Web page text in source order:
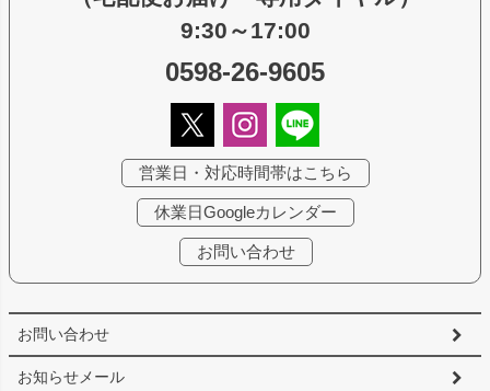
お問い合わせ
お知らせメール
9:30～17:00
0598-26-9605
営業日・対応時間帯はこちら
休業日Googleカレンダー
お問い合わせ